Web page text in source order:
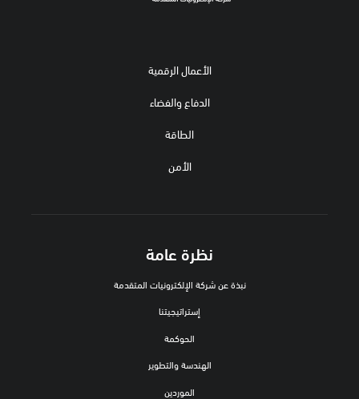
الأعمال الرقمية
الدفاع والفضاء
الطاقة
الأمن
نظرة عامة
نبذة عن شركة الإلكترونيات المتقدمة
إستراتيجيتنا
الحوكمة
الهندسة والتطوير
الموردين